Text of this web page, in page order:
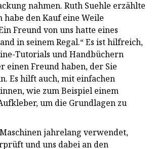
nahmen. Ruth Suehle erzählte
habe den Kauf eine Weile
Freund von uns hatte eines
in seinem Regal.“ Es ist hilfreich,
Tutorials und Handbüchern
einen Freund haben, der Sie
Es hilft auch, mit einfachen
wie zum Beispiel einem
um die Grundlagen zu
jahrelang verwendet,
und uns dabei an den